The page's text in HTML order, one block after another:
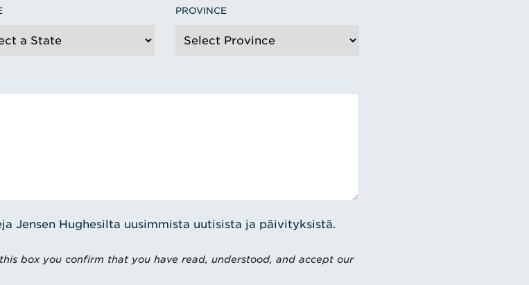
PROVINCE
Jensen Hughesilta uusimmista uutisista ja päivityksistä.
box you confirm that you have read, understood, and accept our